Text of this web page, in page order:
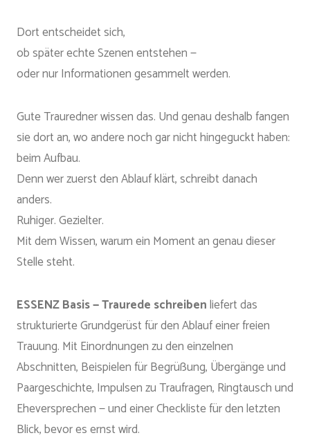
Dort entscheidet sich,
ob später echte Szenen entstehen —
oder nur Informationen gesammelt werden.
Gute Trauredner wissen das. Und genau deshalb fangen
sie dort an, wo andere noch gar nicht hingeguckt haben:
beim Aufbau.
Denn wer zuerst den Ablauf klärt, schreibt danach
anders.
Ruhiger. Gezielter.
Mit dem Wissen, warum ein Moment an genau dieser
Stelle steht.
ESSENZ Basis — Traurede schreibenliefert das
strukturierte Grundgerüst für den Ablauf einer freien
Trauung. Mit Einordnungen zu den einzelnen
Abschnitten, Beispielen für Begrüßung, Übergänge und
Paargeschichte, Impulsen zu Traufragen, Ringtausch und
Eheversprechen — und einer Checkliste für den letzten
Blick, bevor es ernst wird.